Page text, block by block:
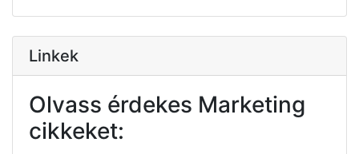
Linkek
Olvass érdekes Marketing
cikkeket: